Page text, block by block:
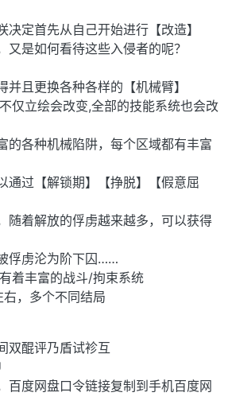
决定首先从自己开始进行【改造】
又是如何看待这些入侵者的呢？
并且更换各种各样的【机械臂】
仅立绘会改变,全部的技能系统也会改
的各种机械陷阱，每个区域都有丰富
通过【解锁期】【挣脱】【假意屈
随着解放的俘虏越来越多，可以获得
俘虏沦为阶下囚……
着丰富的战斗/拘束系统
，多个不同结局
双醌评乃盾试袗互
百度网盘口令链接复制到手机百度网